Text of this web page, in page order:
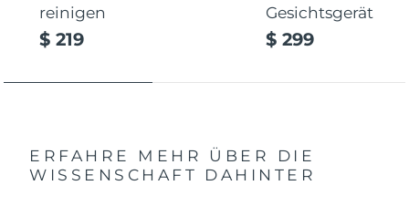
reinigen
$ 219
Gesichtsgerät
$ 299
ERFAHRE MEHR ÜBER DIE
WISSENSCHAFT DAHINTER